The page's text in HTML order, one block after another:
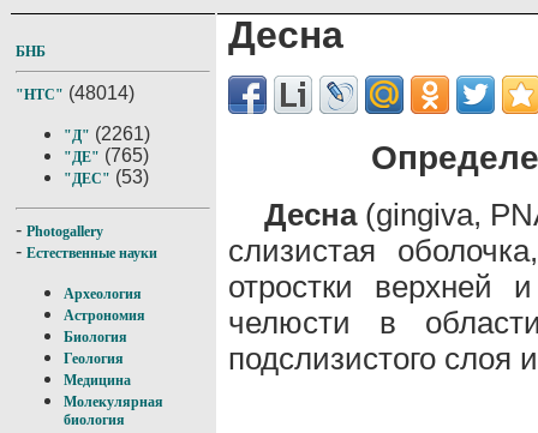
БНБ
"НТС" (48014)
"Д" (2261)
"ДЕ" (765)
"ДЕС" (53)
- Photogallery
- Естественные науки
Археология
Астрономия
Биология
Геология
Медицина
Молекулярная
биология
Десна
Десна(gingiva,
слизистая
отростки верхней
челюсти в
подслизистого слоя